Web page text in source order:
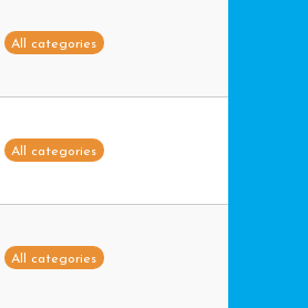
All categories
All categories
All categories